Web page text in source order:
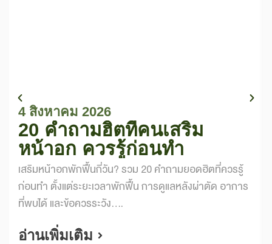
4 สิงหาคม 2026
20 คำถามฮิตที่คนเสริม
หน้าอก ควรรู้ก่อนทำ
เสริมหน้าอกพักฟื้นกี่วัน? รวม 20 คำถามยอดฮิตที่ควรรู้
ก่อนทำ ตั้งแต่ระยะเวลาพักฟื้น การดูแลหลังผ่าตัด อาการ
ที่พบได้ และข้อควรระวัง....
อ่านเพิ่มเติม